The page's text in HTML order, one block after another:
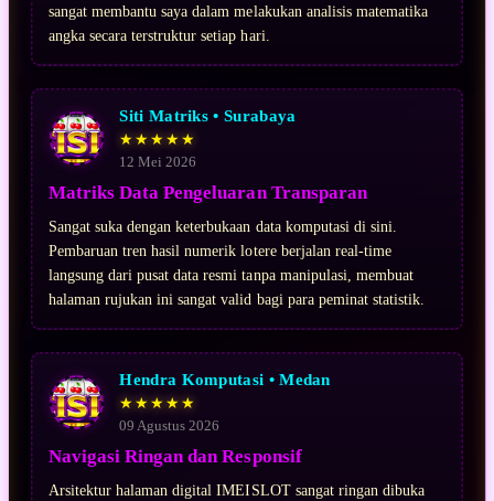
sangat membantu saya dalam melakukan analisis matematika
angka secara terstruktur setiap hari.
Siti Matriks • Surabaya
★★★★★
12 Mei 2026
Matriks Data Pengeluaran Transparan
Sangat suka dengan keterbukaan data komputasi di sini.
Pembaruan tren hasil numerik lotere berjalan real-time
langsung dari pusat data resmi tanpa manipulasi, membuat
halaman rujukan ini sangat valid bagi para peminat statistik.
Hendra Komputasi • Medan
★★★★★
09 Agustus 2026
Navigasi Ringan dan Responsif
Arsitektur halaman digital IMEISLOT sangat ringan dibuka